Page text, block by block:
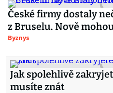
České firmy dostaly
z Bruselu. Nově
Byznys
Jak spolehlivě
musíte znát